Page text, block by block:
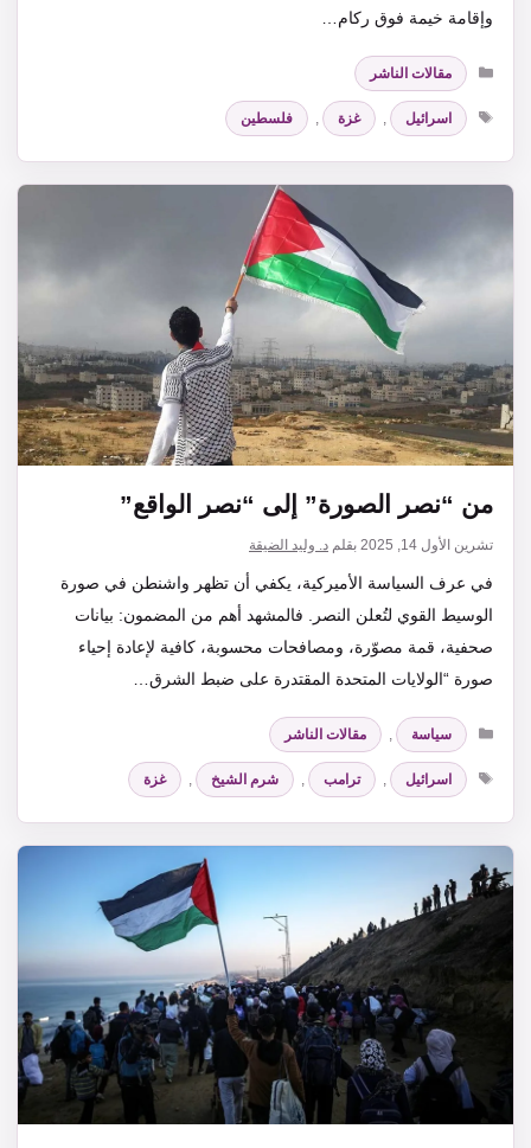
وإقامة خيمة فوق ركام…
التصنيفات
مقالات الناشر
الوسوم
اسرائيل غزة فلسطين
من “نصر الصورة” إلى “نصر الواقع”
تشرين الأول 14, 2025 بقلم د. وليد الضيقة
في عرف السياسة الأميركية، يكفي أن تظهر واشنطن في صورة
الوسيط القوي لتُعلن النصر. فالمشهد أهم من المضمون: بيانات
صحفية، قمة مصوّرة، ومصافحات محسوبة، كافية لإعادة إحياء
صورة “الولايات المتحدة المقتدرة على ضبط الشرق…
التصنيفات
سياسة
مقالات الناشر
الوسوم
اسرائيل ترامب شرم الشيخ غزة